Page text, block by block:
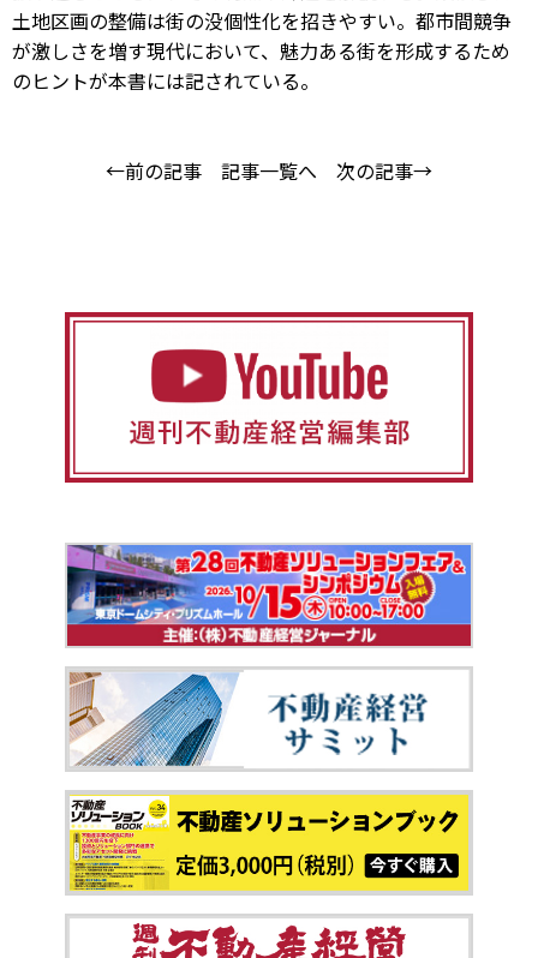
土地区画の整備は街の没個性化を招きやすい。都市間競争
が激しさを増す現代において、魅力ある街を形成するため
のヒントが本書には記されている。
←前の記事 記事一覧へ 次の記事→